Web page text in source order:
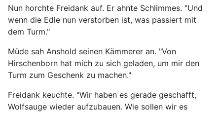
Nun horchte Freidank auf. Er ahnte Schlimmes. "Und
wenn die Edle nun verstorben ist, was passiert mit
dem Turm."
Müde sah Anshold seinen Kämmerer an. "Von
Hirschenborn hat mich zu sich geladen, um mir den
Turm zum Geschenk zu machen."
Freidank keuchte. "Wir haben es gerade geschafft,
Wolfsauge wieder aufzubauen. Wie sollen wir es